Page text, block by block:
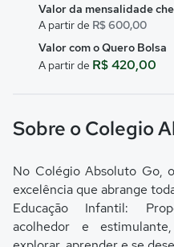
Valor da mensalidade
A partir de R$ 600,00
Valor com o Quero Bolsa
A partir de R$ 420,00
Sobre o Colegio
No Colégio Absoluto Go,
excelência que abrange
Educação Infantil:
acolhedor e